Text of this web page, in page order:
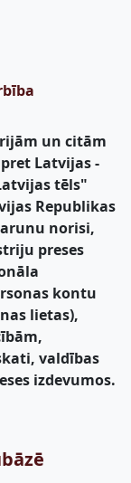
un citām
Latvijas -
tēls"
Republikas
norisi,
preses
kontu
lietas),
valdības
izdevumos.